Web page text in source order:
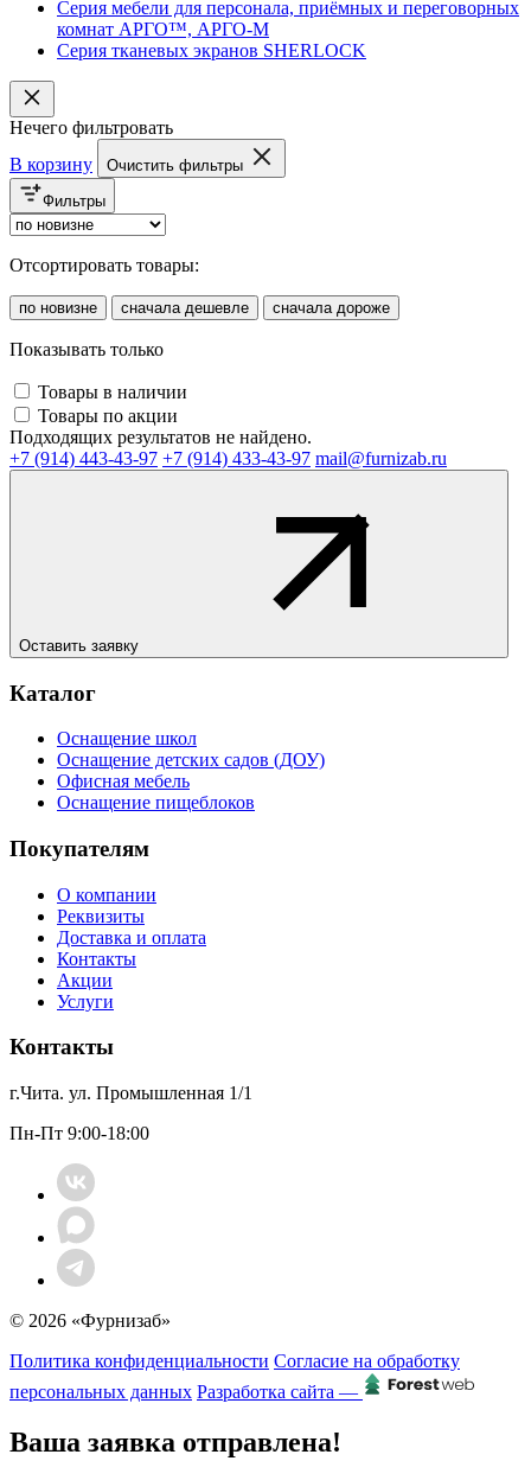
Серия мебели для персонала, приёмных и переговорных
комнат АРГО™, АРГО-М
Серия тканевых экранов SHERLOCK
Нечего фильтровать
В корзину
Очистить фильтры
Фильтры
Отсортировать товары:
по новизне сначала дешевле сначала дороже
Показывать только
Товары в наличии
Товары по акции
Подходящих результатов не найдено.
+7 (914) 443-43-97 +7 (914) 433-43-97 mail@furnizab.ru
Оставить заявку
Каталог
Оснащение школ
Оснащение детских садов (ДОУ)
Офисная мебель
Оснащение пищеблоков
Покупателям
О компании
Реквизиты
Доставка и оплата
Контакты
Акции
Услуги
Контакты
г.Чита. ул. Промышленная 1/1
Пн-Пт 9:00-18:00
© 2026 «Фурнизаб»
Политика конфиденциальности Согласие на обработку
персональных данных Разработка сайта —
Ваша заявка отправлена!